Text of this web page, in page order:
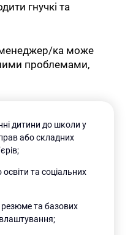
гнучкі та
менеджер/ка може
проблемами,
дитини до школи у
або складних
освіти та соціальних
резюме та базових